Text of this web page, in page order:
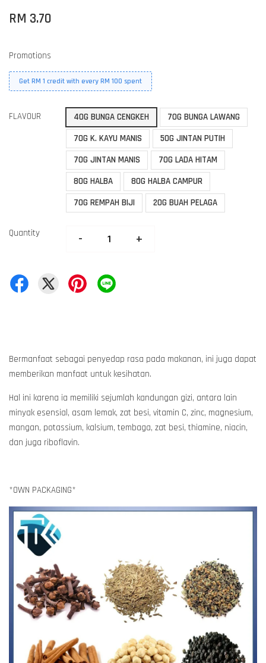
RM 3.70
Promotions
Get RM 1 credit with every RM 100 spent
FLAVOUR 40G BUNGA CENGKEH
70G BUNGA LAWANG
70G K. KAYU MANIS
50G JINTAN PUTIH
70G JINTAN MANIS
70G LADA HITAM
80G HALBA
80G HALBA CAMPUR
70G REMPAH BIJI
20G BUAH PELAGA
Quantity - +
Bermanfaat sebagai penyedap rasa pada makanan, ini juga dapat
memberikan manfaat untuk kesihatan.
Hal ini karena ia memiliki sejumlah kandungan gizi, antara lain
minyak esensial, asam lemak, zat besi, vitamin C, zinc, magnesium,
mangan, potassium, kalsium, tembaga, zat besi, thiamine, niacin,
dan juga riboflavin.
*OWN PACKAGING*